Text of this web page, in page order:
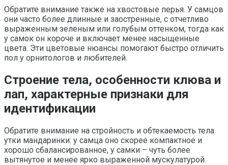
Обратите внимание также на хвостовые перья. У самцов
они часто более длинные и заостренные, с отчетливо
выраженным зеленым или голубым оттенком, тогда как
у самок он короче и включает менее насыщенные
цвета. Эти цветовые нюансы помогают быстро отличить
пол у орнитологов и любителей.
Строение тела, особенности клюва и
лап, характерные признаки для
идентификации
Обратите внимание на стройность и обтекаемость тела
утки мандаринки: у самца оно скорее компактное и
хорошо сбалансированное, у самки – чуть более
вытянутое и менее ярко выраженной мускулатурой.